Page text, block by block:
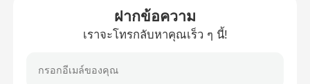
เครื่องมือทำความสะอาดแผงโซลาร์เซลล์
อุปกรณ์ล้างแผ่นแสงอาทิตย์
ฝากข้อความ
เราจะโทรกลับหาคุณเร็ว ๆ นี้!